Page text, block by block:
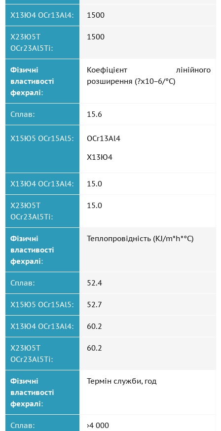
Х13Ю4 OCr13Al4: 1500
Х23Ю5Т
OCr23Al5Ti:
1500
Фізичні
властивості
фехралі:
Коефіцієнт лінійного
розширення (?x10−6/°С)
Сплав: 15.6
Х15Ю5 OCr15Al5:
OCr13Al4
Х13Ю4
Х13Ю4 OCr13Al4: 15.0
Х23Ю5Т
OCr23Al5Ti:
15.0
Фізичні
властивості
фехралі:
Теплопровідність (KJ/m*h*°C)
Сплав: 52.4
Х15Ю5 OCr15Al5: 52.7
Х13Ю4 OCr13Al4: 60.2
Х23Ю5Т
OCr23Al5Ti:
60.2
Фізичні
властивості
фехралі:
Термін служби, год
Сплав: ›4 000